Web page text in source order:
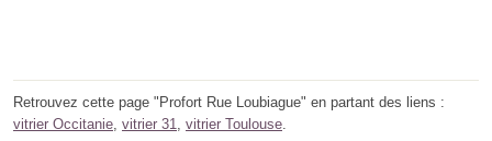
Retrouvez cette page "Profort Rue Loubiague" en partant des liens :
vitrier Occitanie vitrier 31 vitrier Toulouse